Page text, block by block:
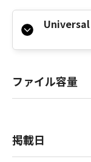
10．分離可
本契約書の
律により無
の他の条項
以 上
No.026373
Universal
ファイル容量
掲載日